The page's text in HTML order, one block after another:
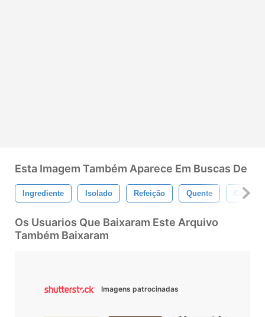
Esta Imagem Também Aparece Em Buscas De
Ingrediente Isolado Refeição Quente Caseiro
Os Usuarios Que Baixaram Este Arquivo
Também Baixaram
Imagens patrocinadas